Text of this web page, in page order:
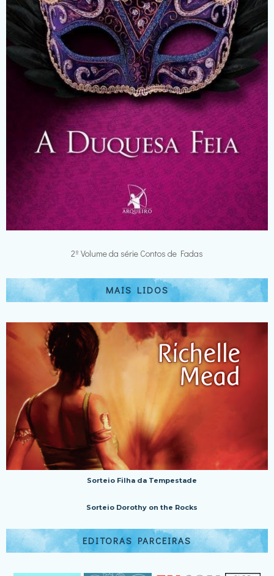
2º Volume da série Contos de Fadas
MAIS LIDOS
Sorteio Filha da Tempestade
Sorteio Dorothy on the Rocks
EDITORAS PARCEIRAS